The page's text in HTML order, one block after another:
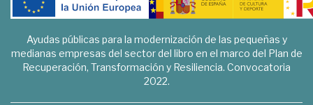
Ayudas públicas para la modernización de las pequeñas y
medianas empresas del sector del libro en el marco del Plan de
Recuperación, Transformación y Resiliencia. Convocatoria
2022.